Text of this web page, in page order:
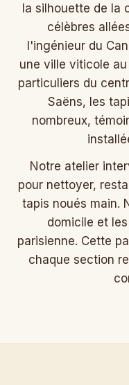
la silhouette de la
célèbres
l'ingénieur du
une ville viticole
particuliers du
Saëns, les
nombreux,
Notre atelier
pour nettoyer,
tapis noués main.
domicile et
parisienne. Cette
chaque section